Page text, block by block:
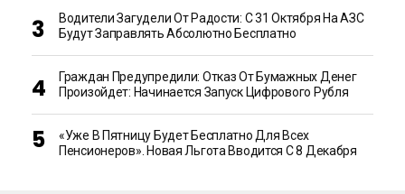
Водители Загудели От Радости: С 31 Октября На АЗС
Будут Заправлять Абсолютно Бесплатно
Граждан Предупредили: Отказ От Бумажных Денег
Произойдет: Начинается Запуск Цифрового Рубля
«Уже В Пятницу Будет Бесплатно Для Всех
Пенсионеров». Новая Льгота Вводится С 8 Декабря